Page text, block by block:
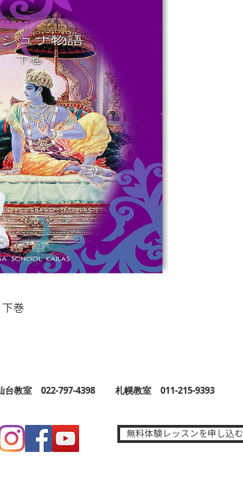
巻
教室 022-797-4398 札幌教室 011-215-9393
無料体験レッスンを申し込む